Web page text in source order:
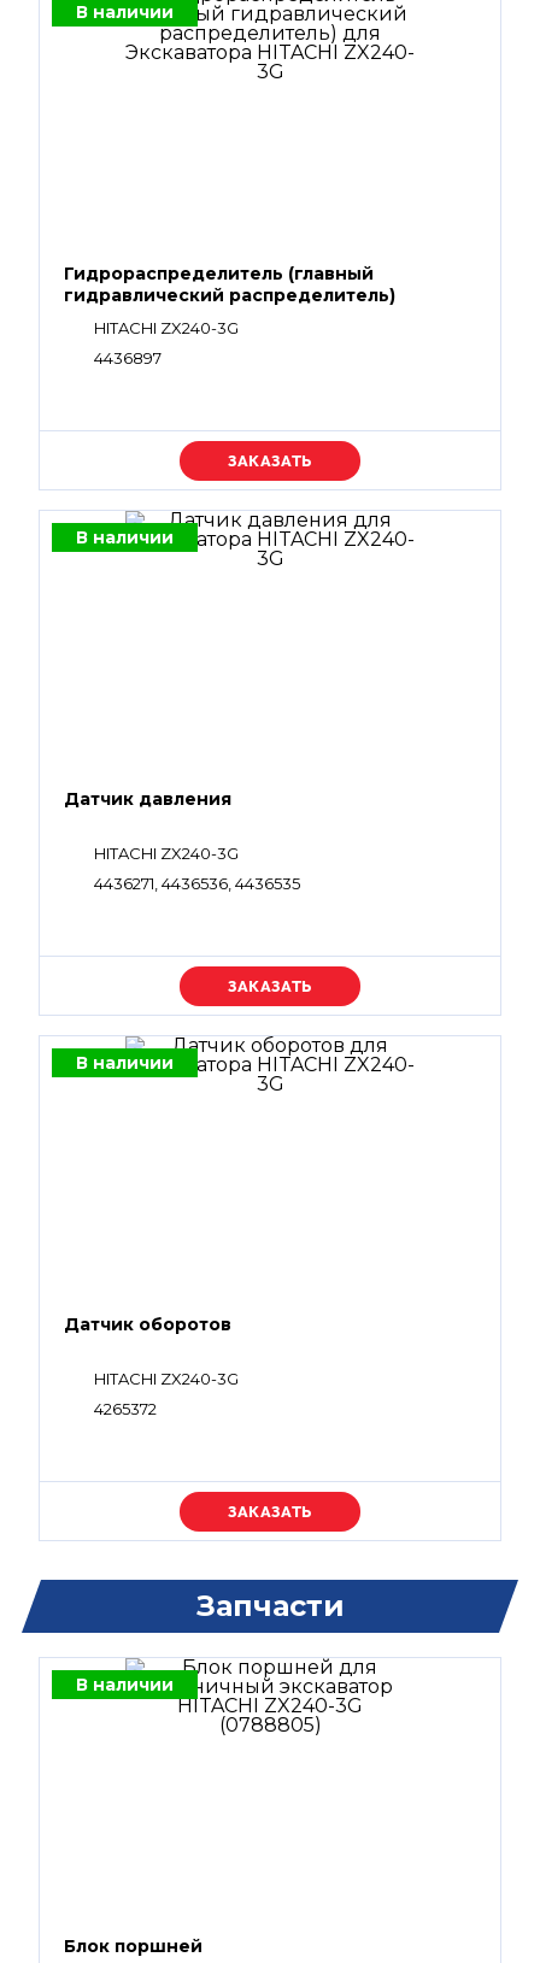
В наличии
Гидрораспределитель (главный
гидравлический распределитель)
HITACHI ZX240-3G
4436897
Уточняйте цену
В наличии
Датчик давления
HITACHI ZX240-3G
4436271, 4436536, 4436535
Уточняйте цену
В наличии
Датчик оборотов
HITACHI ZX240-3G
4265372
Уточняйте цену
Запчасти
В наличии
Блок поршней